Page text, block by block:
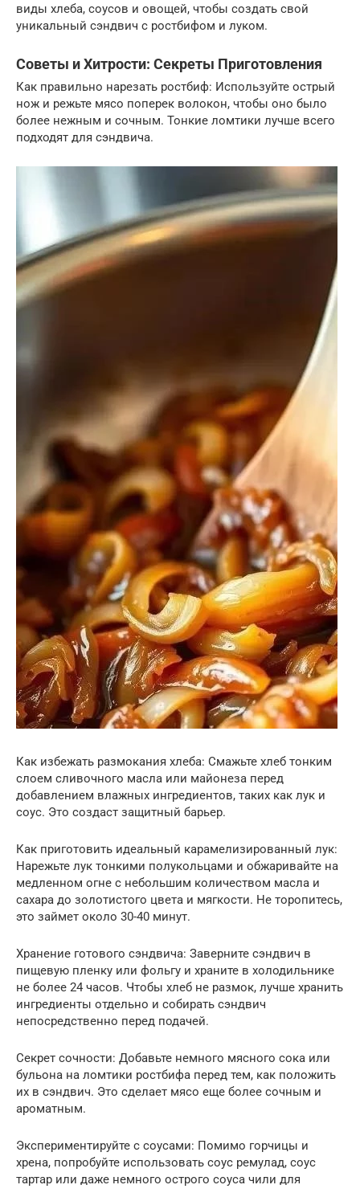
виды хлеба, соусов и овощей, чтобы создать свой
уникальный сэндвич с ростбифом и луком.
Советы и Хитрости: Секреты Приготовления
Как правильно нарезать ростбиф: Используйте острый
нож и режьте мясо поперек волокон, чтобы оно было
более нежным и сочным. Тонкие ломтики лучше всего
подходят для сэндвича.
Как избежать размокания хлеба: Смажьте хлеб тонким
слоем сливочного масла или майонеза перед
добавлением влажных ингредиентов, таких как лук и
соус. Это создаст защитный барьер.
Как приготовить идеальный карамелизированный лук:
Нарежьте лук тонкими полукольцами и обжаривайте на
медленном огне с небольшим количеством масла и
сахара до золотистого цвета и мягкости. Не торопитесь,
это займет около 30-40 минут.
Хранение готового сэндвича: Заверните сэндвич в
пищевую пленку или фольгу и храните в холодильнике
не более 24 часов. Чтобы хлеб не размок, лучше хранить
ингредиенты отдельно и собирать сэндвич
непосредственно перед подачей.
Секрет сочности: Добавьте немного мясного сока или
бульона на ломтики ростбифа перед тем, как положить
их в сэндвич. Это сделает мясо еще более сочным и
ароматным.
Экспериментируйте с соусами: Помимо горчицы и
хрена, попробуйте использовать соус ремулад, соус
тартар или даже немного острого соуса чили для